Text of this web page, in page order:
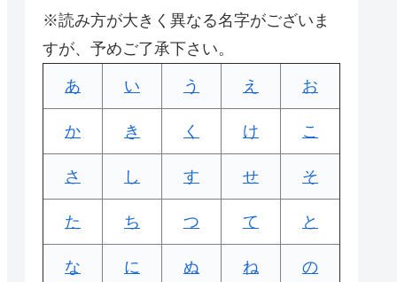
※読み方が大きく異なる名字がございま
すが、予めご了承下さい。
あ い う え お
か き く け こ
さ し す せ そ
た ち つ て と
な に ぬ ね の